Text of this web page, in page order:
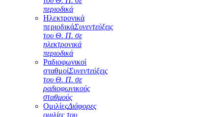
περιοδικά
Ηλεκτρονικά
περιοδικάΣυνεντεύξεις
του Θ. Π. σε
ηλεκτρονικά
περιοδικά
Ραδιοφωνικοί
σταθμοίΣυνεντεύξεις
του Θ. Π. σε
ραδιοφωνικούς
σταθμούς
ΟμιλίεςΔιάφορες
ομιλίες του